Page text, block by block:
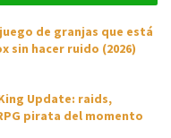
de granjas que está
sin hacer ruido (2026)
Update: raids,
pirata del momento